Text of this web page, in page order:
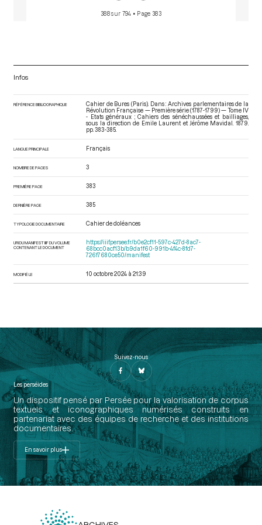
388 sur 794 • Page 383
Infos
RÉFÉRENCE BIBLIOGRAPHIQUE
Cahier de Bures (Paris). Dans : Archives parlementaires de la
Révolution Française — Première série (1787-1799) — Tome IV
- Etats généraux ; Cahiers des sénéchaussées et bailliages,
sous la direction de Emile Laurent et Jérôme Mavidal. 1879.
pp. 383-385.
LANGUE PRINCIPALE Français
NOMBRE DE PAGES 3
PREMIÈRE PAGE 383
DERNIÈRE PAGE 385
TYPOLOGIE DOCUMENTAIRE Cahier de doléances
URI DU MANIFEST IIIF DU VOLUME
CONTENANT LE DOCUMENT
https://iiif.persee.fr/b0e2cf11-597c-427d-8ac7-
68bcc0acf13b/b9da1f60-991b-4f4c-8fd7-
726f7680ce50/manifest
MODIFIÉ LE 10 octobre 2024 à 21:39
Suivez-nous
Les perséides
Un dispositif pensé par Persée pour la valorisation de corpus
textuels et iconographiques numérisés construits en
partenariat avec des équipes de recherche et des institutions
documentaires.
En savoir plus